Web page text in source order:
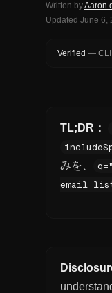
Written byAaron
Updated June 6,
Verified — CLI
TL;DR：
みを、
email